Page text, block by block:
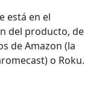
está en el
del producto, de
de Amazon (la
o Roku.